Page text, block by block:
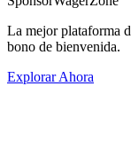
La mejor plataforma
bono de bienvenida.
Explorar Ahora